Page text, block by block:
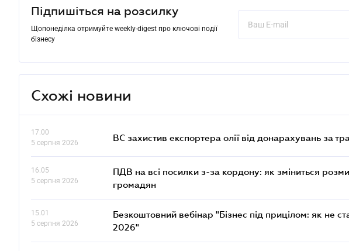
Підпишіться на розсилку
Щопонеділка отримуйте weekly-digest про ключові події
бізнесу
Схожі новини
17.00
5 серпня 2026
ВС захистив експортера олії від донарахувань за
16.05
5 серпня 2026
ПДВ на всі посилки з-за кордону: як зміниться
громадян
15.01
5 серпня 2026
Безкоштовний вебінар "Бізнес під прицілом: як не
2026"